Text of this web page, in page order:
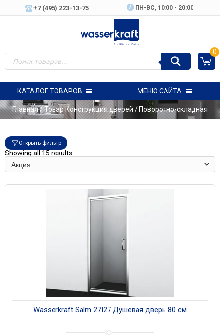
+7 (495) 223-13-75 ПН-ВC, 10:00 - 20:00
0
КАТАЛОГ ТОВАРОВ МЕНЮ САЙТА
Главная/ Товар Конструкция дверей / Поворотно-складная
Открыть фильтр
Showing all 15 results
Wasserkraft Salm 27I27 Душевая дверь 80 см